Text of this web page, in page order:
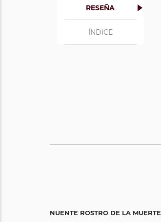
RESEÑA
ÍNDICE
EL RENUENTE ROSTRO DE LA MUERTE